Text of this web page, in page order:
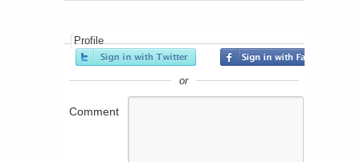
Profile
or
Comment